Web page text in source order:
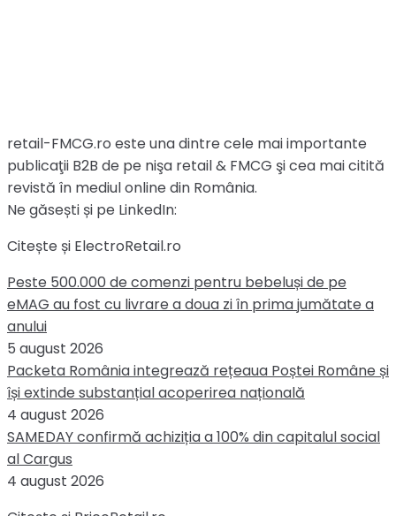
retail-FMCG.ro este una dintre cele mai importante
publicaţii B2B de pe nişa retail & FMCG şi cea mai citită
revistă în mediul online din România.
Ne găsești și pe LinkedIn:
Citește și ElectroRetail.ro
Peste 500.000 de comenzi pentru bebeluși de pe
eMAG au fost cu livrare a doua zi în prima jumătate a
anului
5 august 2026
Packeta România integrează rețeaua Poștei Române și
își extinde substanțial acoperirea națională
4 august 2026
SAMEDAY confirmă achiziția a 100% din capitalul social
al Cargus
4 august 2026